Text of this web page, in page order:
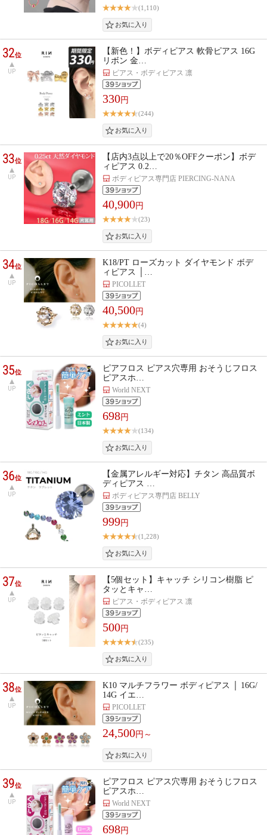
(1,110)
32位
UP
【新色！】ボディピアス 軟骨ピアス 16G
リボン 金…
ピアス・ボディピアス 凛
330円
(244)
33位
UP
【店内3点以上で20％OFFクーポン】ボデ
ィピアス 0.2…
ボディピアス専門店 PIERCING-NANA
40,900円
(23)
34位
UP
K18/PT ローズカット ダイヤモンド ボデ
ィピアス │…
PICOLLET
40,500円
(4)
35位
UP
ピアフロス ピアス穴専用 おそうじフロス
ピアスホ…
World NEXT
698円
(134)
36位
UP
【金属アレルギー対応】チタン 高品質ボ
ディピアス …
ボディピアス専門店 BELLY
999円
(1,228)
37位
UP
【5個セット】キャッチ シリコン樹脂 ピ
タッとキャ…
ピアス・ボディピアス 凛
500円
(235)
38位
UP
K10 マルチフラワー ボディピアス │ 16G/
14G イエ…
PICOLLET
24,500円～
39位
UP
ピアフロス ピアス穴専用 おそうじフロス
ピアスホ…
World NEXT
698円